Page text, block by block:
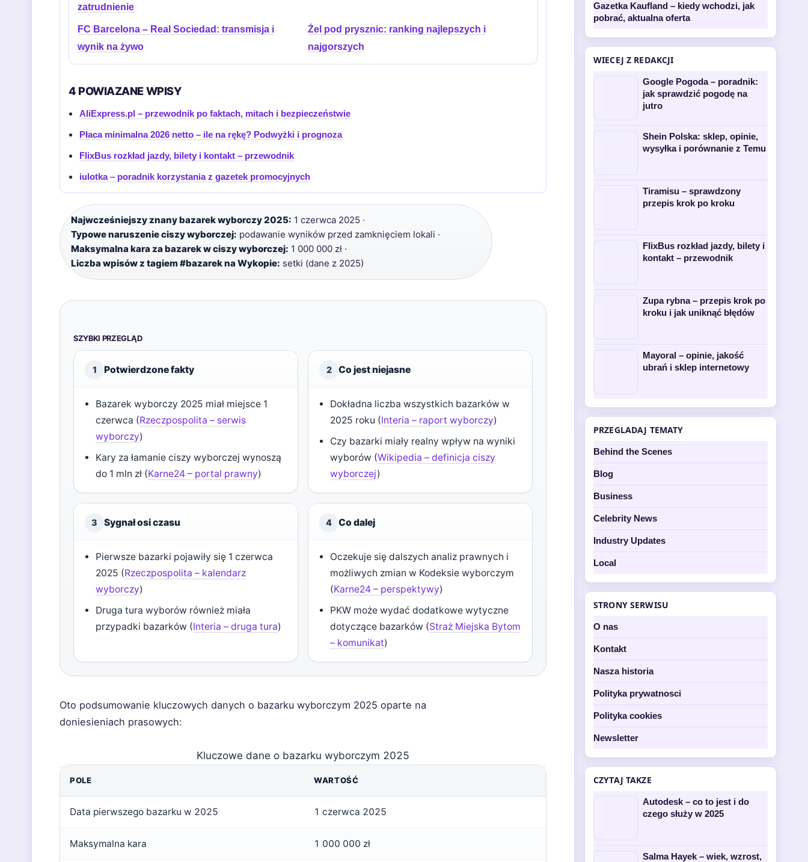
zatrudnienie
FC Barcelona – Real Sociedad: transmisja i
wynik na żywo
Żel pod prysznic: ranking najlepszych i
najgorszych
4 POWIAZANE WPISY
AliExpress.pl – przewodnik po faktach, mitach i bezpieczeństwie
Płaca minimalna 2026 netto – ile na rękę? Podwyżki i prognoza
FlixBus rozkład jazdy, bilety i kontakt – przewodnik
iulotka – poradnik korzystania z gazetek promocyjnych
Najwcześniejszy znany bazarek wyborczy 2025: 1 czerwca 2025 ·
Typowe naruszenie ciszy wyborczej: podawanie wyników przed zamknięciem lokali ·
Maksymalna kara za bazarek w ciszy wyborczej: 1 000 000 zł ·
Liczba wpisów z tagiem #bazarek na Wykopie: setki (dane z 2025)
SZYBKI PRZEGLĄD
1 Potwierdzone fakty
Bazarek wyborczy 2025 miał miejsce 1
czerwca (Rzeczpospolita – serwis
wyborczy)
Kary za łamanie ciszy wyborczej wynoszą
do 1 mln zł (Karne24 – portal prawny)
2 Co jest niejasne
Dokładna liczba wszystkich bazarków w
2025 roku (Interia – raport wyborczy)
Czy bazarki miały realny wpływ na wyniki
wyborów (Wikipedia – definicja ciszy
wyborczej)
3 Sygnał osi czasu
Pierwsze bazarki pojawiły się 1 czerwca
2025 (Rzeczpospolita – kalendarz
wyborczy)
Druga tura wyborów również miała
przypadki bazarków (Interia – druga tura)
4 Co dalej
Oczekuje się dalszych analiz prawnych i
możliwych zmian w Kodeksie wyborczym
(Karne24 – perspektywy)
PKW może wydać dodatkowe wytyczne
dotyczące bazarków (Straż Miejska Bytom
– komunikat)
Oto podsumowanie kluczowych danych o bazarku wyborczym 2025 oparte na
doniesieniach prasowych:
Kluczowe dane o bazarku wyborczym 2025
POLE WARTOŚĆ
Data pierwszego bazarku w 2025 1 czerwca 2025
Maksymalna kara 1 000 000 zł
Gazetka Kaufland – kiedy wchodzi, jak
pobrać, aktualna oferta
WIECEJ Z REDAKCJI
Google Pogoda – poradnik:
jak sprawdzić pogodę na
jutro
Shein Polska: sklep, opinie,
wysyłka i porównanie z Temu
Tiramisu – sprawdzony
przepis krok po kroku
FlixBus rozkład jazdy, bilety i
kontakt – przewodnik
Zupa rybna – przepis krok po
kroku i jak uniknąć błędów
Mayoral – opinie, jakość
ubrań i sklep internetowy
PRZEGLADAJ TEMATY
Behind the Scenes
Blog
Business
Celebrity News
Industry Updates
Local
STRONY SERWISU
O nas
Kontakt
Nasza historia
Polityka prywatnosci
Polityka cookies
Newsletter
CZYTAJ TAKZE
Autodesk – co to jest i do
czego służy w 2025
Salma Hayek – wiek, wzrost,